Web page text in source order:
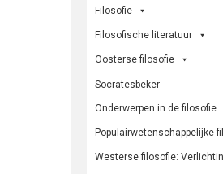
Filosofie
Filosofische literatuur
Oosterse filosofie
Socratesbeker
Onderwerpen in de filosofie
Populairwetenschappelijke
Westerse filosofie: